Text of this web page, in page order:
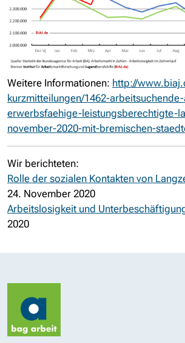
Weitere Informationen: http://
kurzmitteilungen/1462-
erwerbsfaehige-leistungsberechtigte-
november-2020-mit-bremischen-
Wir berichteten:
Rolle der sozialen Kontakten von
24. November 2020
Arbeitslosigkeit und
2020